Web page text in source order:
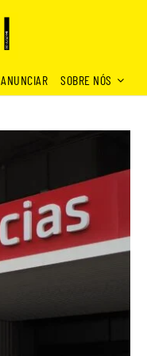
ANUNCIAR SOBRE NÓS